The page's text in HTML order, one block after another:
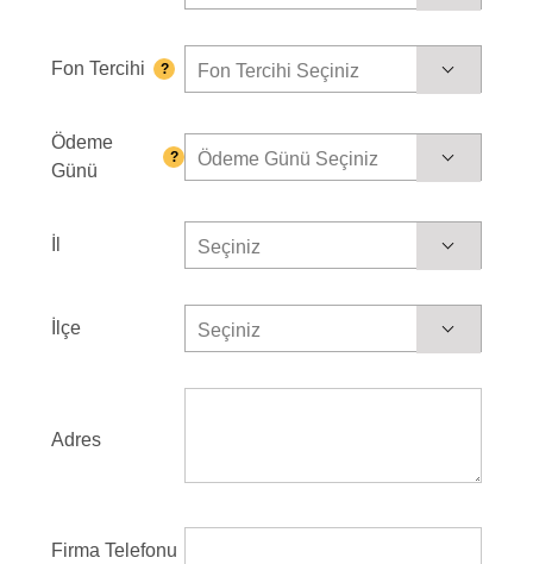
Fon Tercihi ? Fon Tercihi Seçiniz
Ödeme
Günü
? Ödeme Günü Seçiniz
Seçiniz
İlçe Seçiniz
Adres
Firma Telefonu